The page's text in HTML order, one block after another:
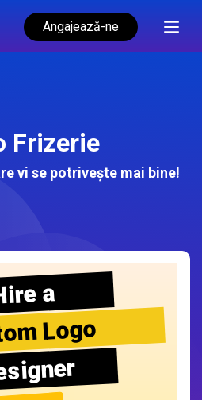
Angajează-ne
Frizerie
vi se potrivește mai bine!
a
Logo